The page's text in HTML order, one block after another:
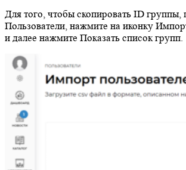
Для того, чтобы скопировать ID группы,
Пользователи, нажмите на иконку
и далее нажмите Показать список групп.